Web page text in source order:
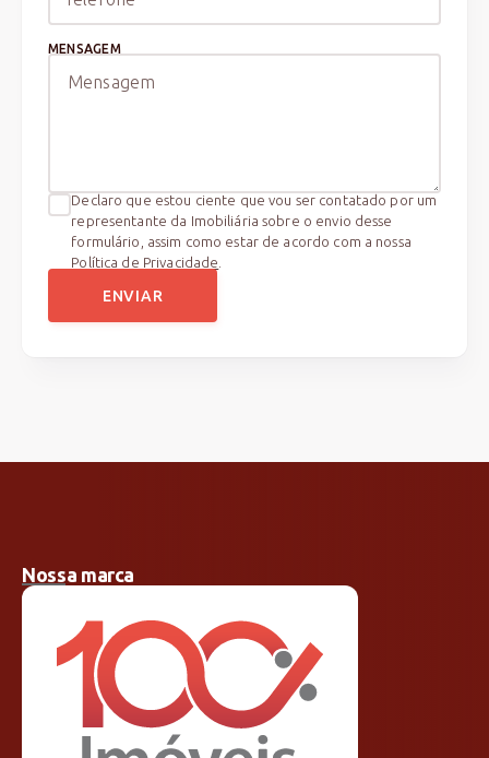
MENSAGEM
Declaro que estou ciente que vou ser contatado por um
representante da Imobiliária sobre o envio desse
formulário, assim como estar de acordo com a nossa
Política de Privacidade
ENVIAR
Nossa marca